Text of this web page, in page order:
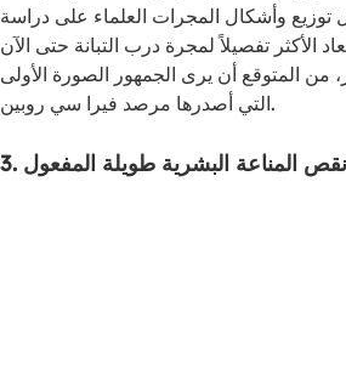
وأشكال المجرات العلماء على دراسة
الأول". وبعد ذلك بوقت قصير، من المتوقع أن يرى الجمهور الصورة الأولى
التي أصدرها مرصد فيرا سي روبين.
المناعة البشرية طويلة المفعول